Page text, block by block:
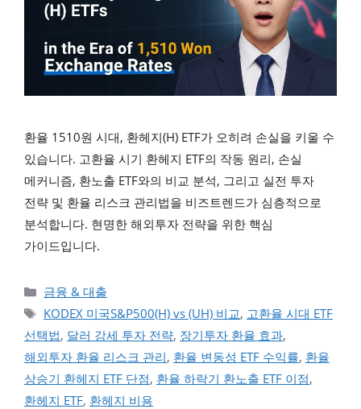
환율 1510원 시대, 환헤지(H) ETF가 오히려 손실을 키울 수
있습니다. 고환율 시기 환헤지 ETF의 작동 원리, 손실
메커니즘, 환노출 ETF와의 비교 분석, 그리고 실전 투자
전략 및 환율 리스크 관리법을 비즈트렌드가 심층적으로
분석합니다. 현명한 해외투자 전략을 위한 핵심
가이드입니다.
카테고리
금융 & 대출
태그
KODEX 미국S&P500(H) vs (UH) 비교, 고환율 시대 ETF
선택법, 달러 강세 투자 전략, 장기투자 환율 효과,
해외투자 환율 리스크 관리, 환율 변동성 ETF 수익률, 환율
상승기 환헤지 ETF 단점, 환율 하락기 환노출 ETF 이점,
환헤지 ETF, 환헤지 비용